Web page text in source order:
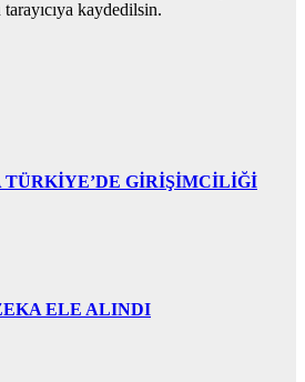
kaydedilsin.
TÜRKİYE’DE GİRİŞİMCİLİĞİ
ELE ALINDI